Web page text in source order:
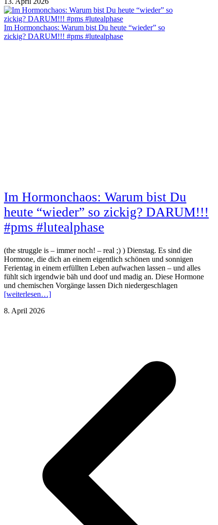
Im Hormonchaos: Warum bist Du heute “wieder” so
zickig? DARUM!!! #pms #lutealphase
Im Hormonchaos: Warum bist Du
heute “wieder” so zickig? DARUM!!!
#pms #lutealphase
(the struggle is – immer noch! – real ;) ) Dienstag. Es sind die
Hormone, die dich an einem eigentlich schönen und sonnigen
Ferientag in einem erfüllten Leben aufwachen lassen – und alles
fühlt sich irgendwie bäh und doof und madig an. Diese Hormone
und chemischen Vorgänge lassen Dich niedergeschlagen
[weiterlesen…]
8. April 2026